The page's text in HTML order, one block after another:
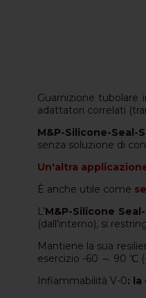
Guarnizione tubolare
adattatori correlati
M&P-Silicone-Seal-S
senza soluzione di
Un'altra
È anche utile come
L’M&P-Silicone Seal-
(dall'interno), si
Mantiene la sua
esercizio -60 ～ 90 ℃
Infiammabilità V-0: